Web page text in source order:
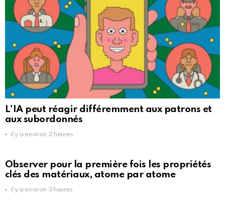
L'IA peut réagir différemment aux patrons et
aux subordonnés
il y a environ 2 heures
Observer pour la première fois les propriétés
clés des matériaux, atome par atome
il y a environ 3 heures